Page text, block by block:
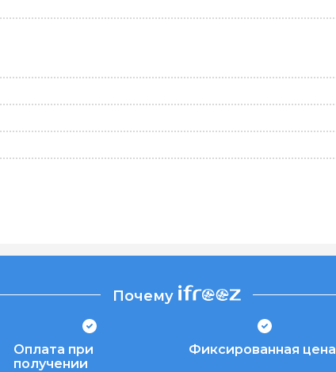
Почему
Оплата при
получении
Фиксированная цена